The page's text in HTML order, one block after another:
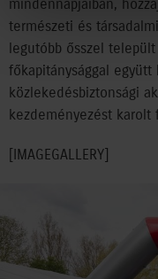
mindennapjaiban,
természeti és
legutóbb ősszel
főkapitánysággal együtt
közlekedésbiztonsági
kezdeményezést karolt
[IMAGEGALLERY]